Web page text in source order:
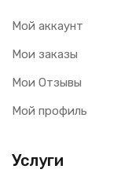
Мой аккаунт
Мои заказы
Мои Отзывы
Мой профиль
Услуги